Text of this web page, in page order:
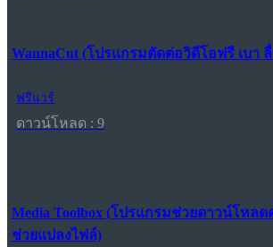
WannaCut (โปรแกรมตัดต่อวิดีโอฟรี เบา
ฟรีแวร์
ดาวน์โหลด : 9
Media Toolbox (โปรแกรมช่วยดาวน์โหลด
ช่วยแปลงไฟล์)